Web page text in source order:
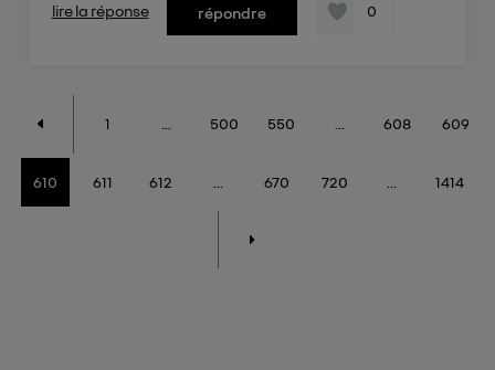
lire la réponse répondre 0
1 500 550 608 609
610 611 612 670 720 1414